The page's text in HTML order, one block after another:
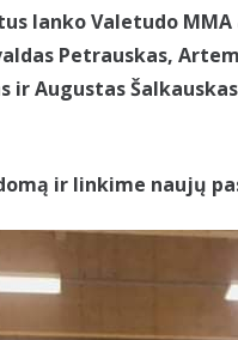
lanko Valetudo
Petrauskas,
ir Augustas
ir linkime naujų